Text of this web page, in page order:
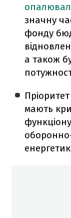
значну
фонду
а також
мають